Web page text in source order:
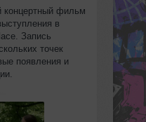
концертный фильм
в
Запись
точек
появления и